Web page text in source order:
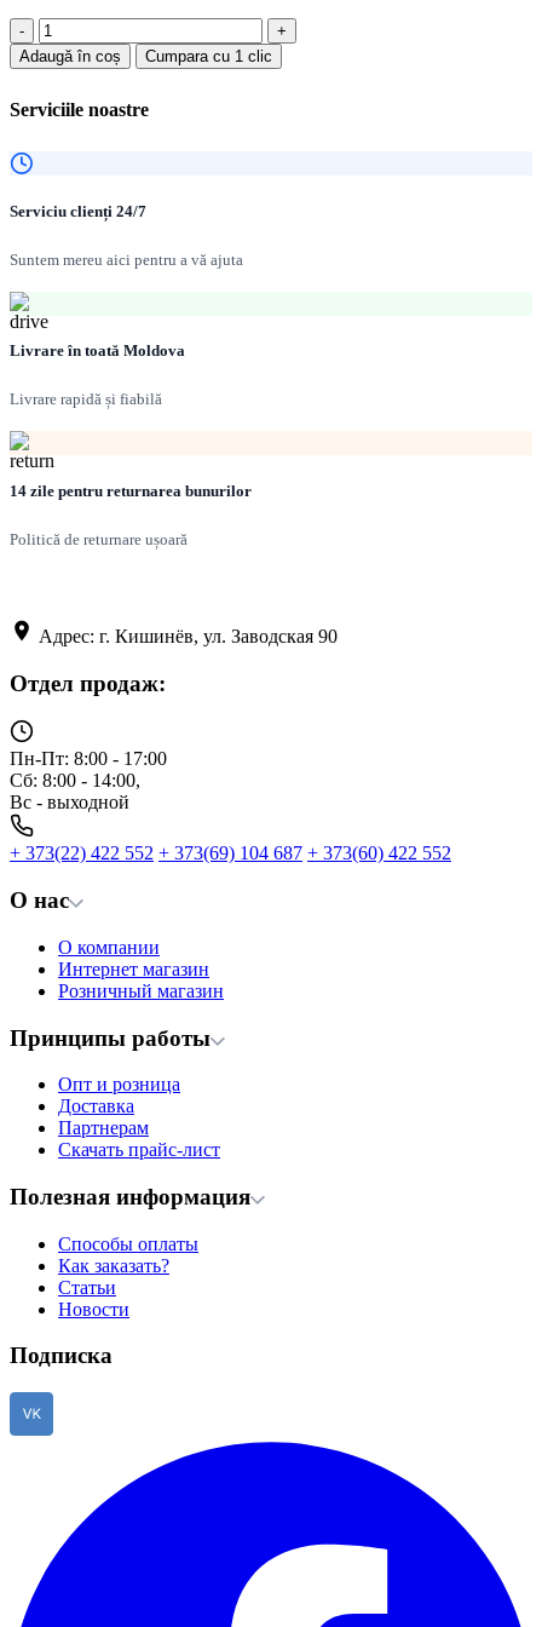
fost:
este:
2,890.00 MDL.
Cantitate
Chiuveta
pentru
Platinum
cuporturi
pt
Adaugă în coș Cumpara cu 1 clic
Serviciile noastre
Serviciu clienți 24/7
Suntem mereu aici pentru a vă ajuta
Livrare în toată Moldova
Livrare rapidă și fiabilă
14 zile pentru returnarea bunurilor
Politică de returnare ușoară
Адрес: г. Кишинёв, ул. Заводская 90
Отдел продаж:
Пн-Пт: 8:00 - 17:00
Сб: 8:00 - 14:00,
Вс - выходной
+ 373(22) 422 552 + 373(69) 104 687 + 373(60) 422 552
О нас
О компании
Интернет магазин
Розничный магазин
Принципы работы
Опт и розница
Доставка
Партнерам
Скачать прайс-лист
Полезная информация
Способы оплаты
Как заказать?
Статьи
Новости
Подписка